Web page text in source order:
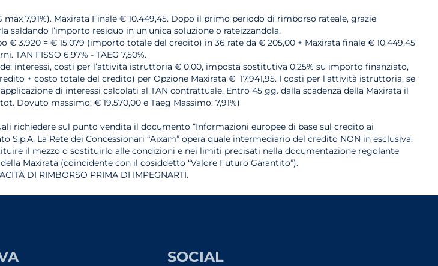
7,91%). Maxirata Finale € 10.449,45. Dopo il primo periodo di rimborso rateale, grazie
saldando l’importo residuo in un’unica soluzione o rateizzandola.
3.920 = € 15.079 (importo totale del credito) in 36 rate da € 205,00 + Maxirata finale € 10.449,45
TAN FISSO 6,97% - TAEG 7,50%.
interessi, costi per l’attività istruttoria € 0,00, imposta sostitutiva 0,25% su importo finanziato,
+ costo totale del credito) per Opzione Maxirata € 17.941,95. I costi per l’attività istruttoria, se
di interessi calcolati al TAN contrattuale. Entro 45 gg. dalla scadenza della Maxirata il
Dovuto massimo: € 19.570,00 e Taeg Massimo: 7,91%)
richiedere sul punto vendita il documento “Informazioni europee di base sul credito ai
La Rete dei Concessionari “Aixam” opera quale intermediario del credito NON in esclusiva.
il mezzo o sostituirlo alle condizioni e nei limiti precisati nella documentazione regolante
Maxirata (coincidente con il cosiddetto “Valore Futuro Garantito”).
DI RIMBORSO PRIMA DI IMPEGNARTI.
SOCIAL